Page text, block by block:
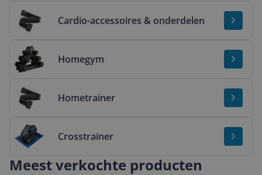
Cardio-accessoires & onderdelen
Bekijk & vergelijk Cardio-accessoires & onderdelen
Homegym
Bekijk & vergelijk Homegym
Hometrainer
Bekijk & vergelijk Hometrainer
Crosstrainer
Bekijk & vergelijk Crosstrainer
Meest verkochte producten